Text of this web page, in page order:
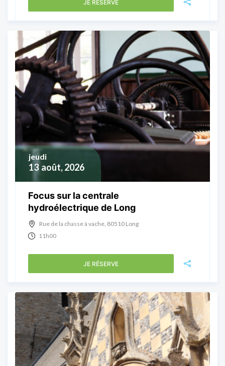
JE RÉSERVE
13 août, 2026
jeudi
Focus sur la centrale
hydroélectrique de Long
Rue de la chasse à vache, 80510 Long
11h00
JE RÉSERVE